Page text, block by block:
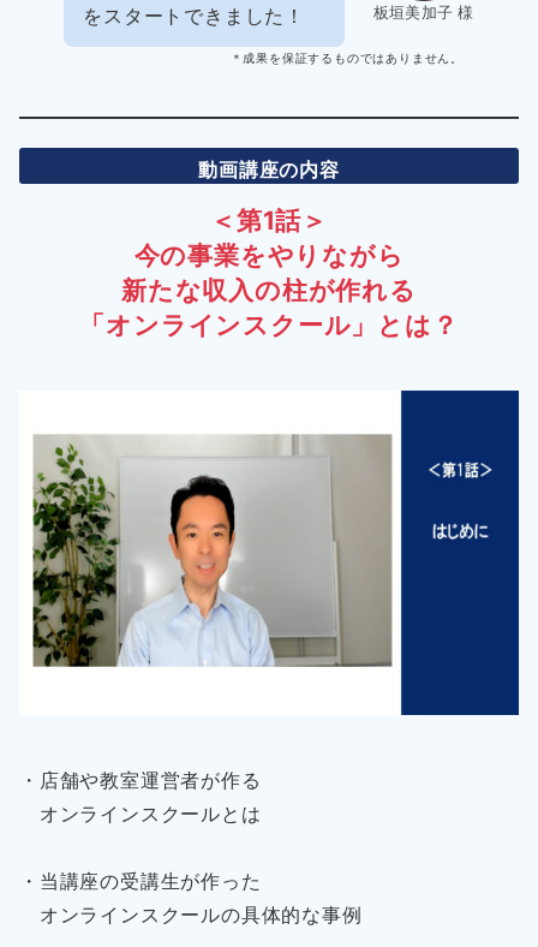
板垣美加子 様
をスタートできました！
＊成果を保証するものではありません。
動画講座の内容
＜第1話＞
今の事業をやりながら
新たな収入の柱が作れる
「オンラインスクール」とは？
・店舗や教室運営者が作る
オンラインスクールとは
・当講座の受講生が作った
オンラインスクールの具体的な事例